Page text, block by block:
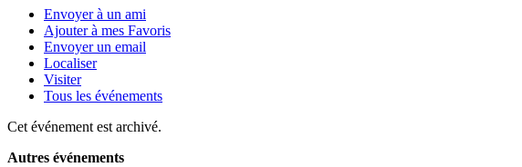
Envoyer à un ami
Ajouter à mes Favoris
Envoyer un email
Localiser
Visiter
Tous les événements
Cet événement est archivé.
Autres événements